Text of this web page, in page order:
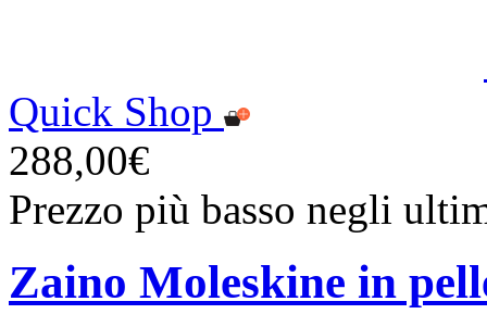
Quick Shop
288,00€
Prezzo più basso negli
Zaino Moleskine in